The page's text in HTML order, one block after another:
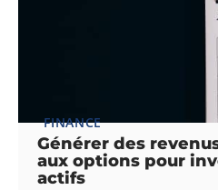
FINANCE
Générer des
aux options pour
actifs